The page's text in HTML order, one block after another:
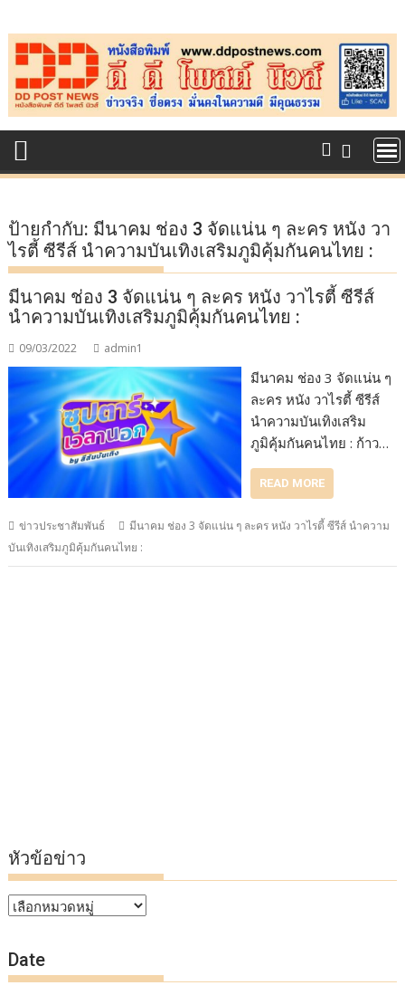
to
content
ป้ายกำกับ: มีนาคม ช่อง 3 จัดแน่น ๆ ละคร หนัง วา
ไรตี้ ซีรีส์ นำความบันเทิงเสริมภูมิคุ้มกันคนไทย :
มีนาคม ช่อง 3 จัดแน่น ๆ ละคร หนัง วาไรตี้ ซีรีส์
นำความบันเทิงเสริมภูมิคุ้มกันคนไทย :
09/03/2022 admin1
มีนาคม ช่อง 3 จัดแน่น ๆ
ละคร หนัง วาไรตี้ ซีรีส์
นำความบันเทิงเสริม
ภูมิคุ้มกันคนไทย : ก้าว…
READ MORE
ข่าวประชาสัมพันธ์
มีนาคม ช่อง 3 จัดแน่น ๆ ละคร หนัง วาไรตี้ ซีรีส์ นำความ
บันเทิงเสริมภูมิคุ้มกันคนไทย :
หัวข้อข่าว
หัวข้อ
Date